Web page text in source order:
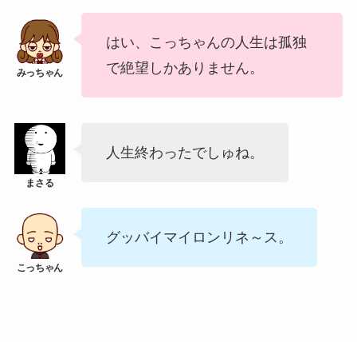
はい、こっちゃんの人生は孤独
で絶望しかありません。
人生終わったでしゅね。
グッバイマイロンリネ～ス。